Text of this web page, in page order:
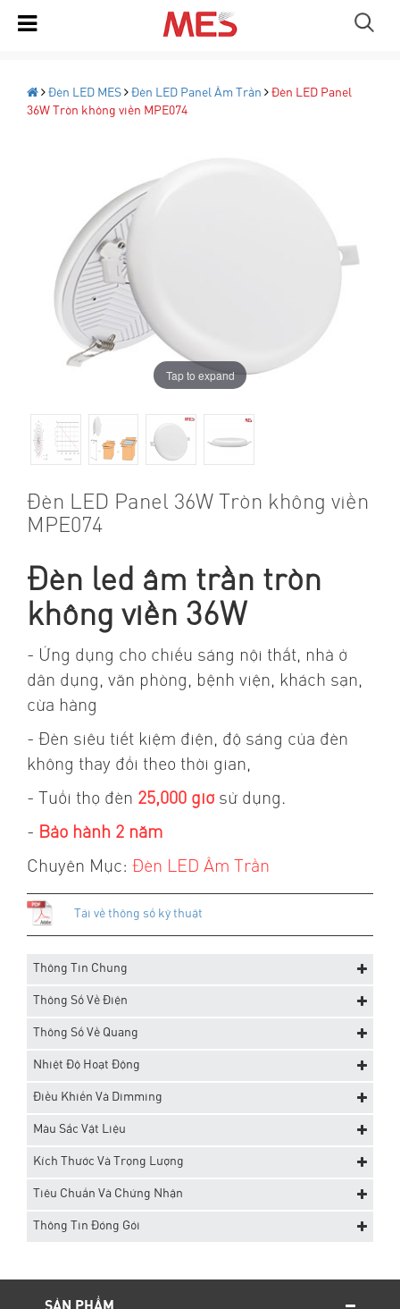
Đèn LED MES Đèn LED Panel Âm Trần
Đèn LED Panel
36W Tròn không viền MPE074
Tap to expand
Đèn LED Panel 36W Tròn không viền
MPE074
Đèn led âm trần tròn
không viền 36W
- Ứng dụng cho chiếu sáng nội thất, nhà ở
dân dụng, văn phòng, bệnh viện, khách sạn,
cừa hàng
- Đèn siêu tiết kiệm điện, độ sáng của đèn
không thay đổi theo thời gian,
- Tuổi thọ đèn 25,000 giờ sử dụng.
- Bảo hành 2 năm
Chuyên Mục: Đèn LED Âm Trần
Tải về thông số kỹ thuật
Thông Tin Chung
Thông Số Về Điện
Thông Số Về Quang
Nhiệt Độ Hoạt Động
Điều Khiển Và Dimming
Màu Sắc Vật Liệu
Kích Thước Và Trọng Lượng
Tiêu Chuẩn Và Chứng Nhận
Thông Tin Đóng Gói